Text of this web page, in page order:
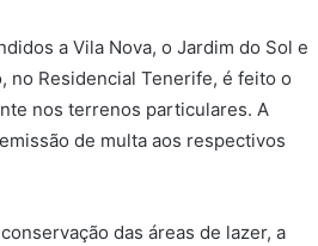
a Vila Nova, o Jardim do Sol e
no Residencial Tenerife, é feito o
nos terrenos particulares. A
de multa aos respectivos
das áreas de lazer, a